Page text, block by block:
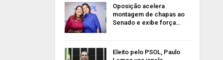
Oposição acelera
montagem de chapas ao
Senado e exibe força…
Eleito pelo PSOL, Paulo